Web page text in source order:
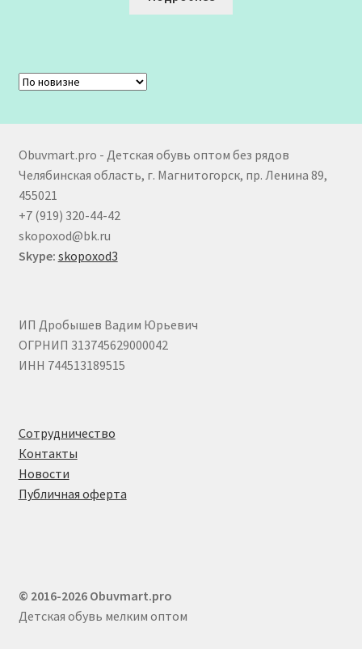
Obuvmart.pro - Детская обувь оптом без рядов
Челябинская область, г. Магнитогорск, пр. Ленина 89,
455021
+7 (919) 320-44-42
skopoxod@bk.ru
Skype: skopoxod3
ИП Дробышев Вадим Юрьевич
ОГРНИП 313745629000042
ИНН 744513189515
Сотрудничество
Контакты
Новости
Публичная оферта
© 2016-2026 Obuvmart.pro
Детская обувь мелким оптом